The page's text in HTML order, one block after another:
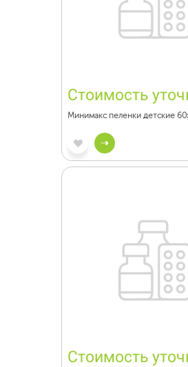
Стоимость
Минимакс пеленки детские
Стоимость